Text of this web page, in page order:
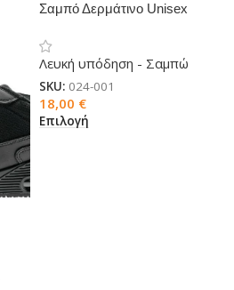
Σαμπό Δερμάτινο Unisex
Λευκή υπόδηση - Σαμπώ
SKU: 024-001
18,00 €
Επιλογή